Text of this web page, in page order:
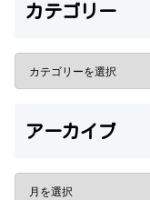
カテゴリー
アーカイブ